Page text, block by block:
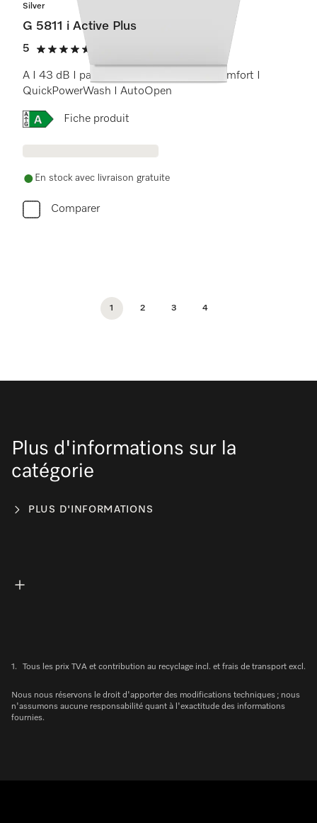
Silver
G 5811 i Active Plus
5
5 étoiles sur 5
A I 43 dB I panier à couverts I paniers Comfort I
QuickPowerWash I AutoOpen
Online Label Flag, Étiquette énergétique
Fiche produit
En stock avec livraison gratuite
Comparer
1 2 3 4
Plus d'informations sur la
catégorie
PLUS D'INFORMATIONS
1. Tous les prix TVA et contribution au recyclage incl. et frais de transport excl.
Nous nous réservons le droit d'apporter des modifications techniques ; nous
n'assumons aucune responsabilité quant à l'exactitude des informations
fournies.